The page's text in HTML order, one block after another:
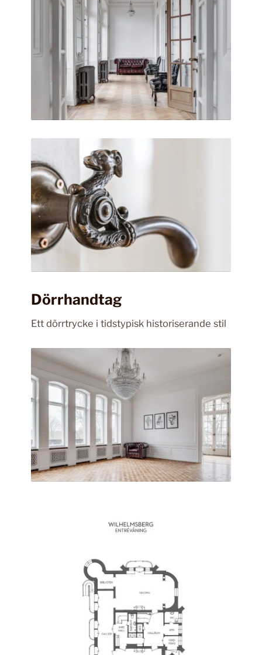
Dörrhandtag
Ett dörrtrycke i tidstypisk historiserande stil